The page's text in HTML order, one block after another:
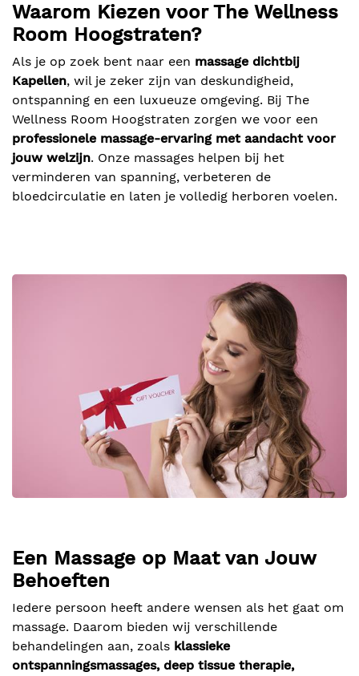
Waarom Kiezen voor The Wellness
Room Hoogstraten?
Als je op zoek bent naar een massage dichtbij
Kapellen, wil je zeker zijn van deskundigheid,
ontspanning en een luxueuze omgeving. Bij The
Wellness Room Hoogstraten zorgen we voor een
professionele massage-ervaring met aandacht voor
jouw welzijn. Onze massages helpen bij het
verminderen van spanning, verbeteren de
bloedcirculatie en laten je volledig herboren voelen.
Een Massage op Maat van Jouw
Behoeften
Iedere persoon heeft andere wensen als het gaat om
massage. Daarom bieden wij verschillende
behandelingen aan, zoals klassieke
ontspanningsmassages, deep tissue therapie,